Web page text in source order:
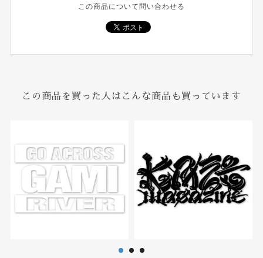
この商品について問い合わせる
この商品を買った人はこんな商品も買っています